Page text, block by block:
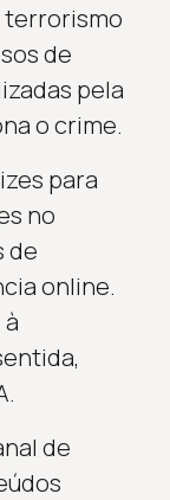
terrorismo
de
pela
o crime.
para
no
de
online.
de